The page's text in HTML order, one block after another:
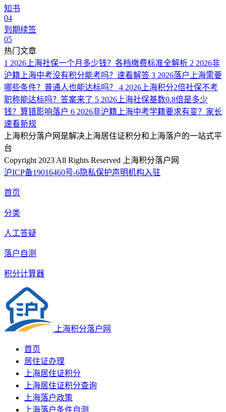
知书
04
到期续签
05
热门文章
1 2026上海社保一个月多少钱？各档缴费标准全解析 2 2026非
沪籍上海中考没有积分能考吗？速看解答 3 2026落户上海需要
哪些条件？普通人也能达标吗？
4 2026上海积分2倍社保不考
职称能达标吗？答案来了 5 2026上海社保基数0.8倍是多少
钱？算错影响落户 6 2026非沪籍上海中考学籍要求有变？家长
速看新规
上海积分落户网是解决上海居住证积分和上海落户的一站式平
台
Copyright 2023 All Rights Reserved 上海积分落户网
沪ICP备19016460号-6隐私保护声明机构入驻
首页
分类
人工答疑
落户自测
积分计算器
上海积分落户网
首页
居住证办理
上海居住证积分
上海居住证积分查询
上海落户政策
上海落户条件自测